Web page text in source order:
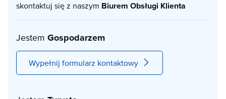
skontaktuj się z naszym Biurem Obsługi Klienta
Jestem Gospodarzem
Wypełnij formularz kontaktowy